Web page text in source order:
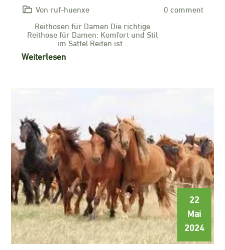
Von ruf-huenxe
0 comment
Reithosen für Damen Die richtige
Reithose für Damen: Komfort und Stil
im Sattel Reiten ist…
Weiterlesen
22
Mai
2024